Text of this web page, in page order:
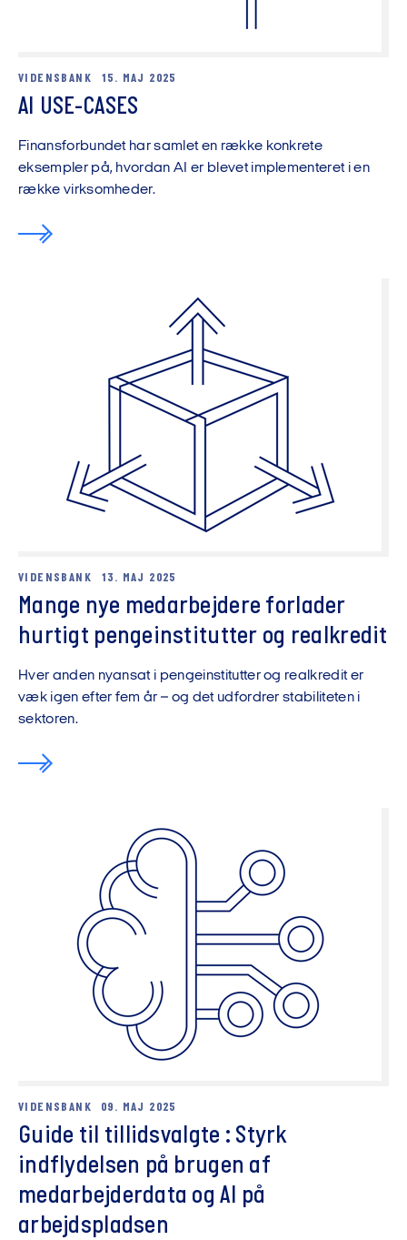
VIDENSBANK 15. MAJ 2025
AI USE-CASES
Finansforbundet har samlet en række konkrete
eksempler på, hvordan AI er blevet implementeret i en
række virksomheder.
VIDENSBANK 13. MAJ 2025
Mange nye medarbejdere forlader
hurtigt pengeinstitutter og realkredit
Hver anden nyansat i pengeinstitutter og realkredit er
væk igen efter fem år – og det udfordrer stabiliteten i
sektoren.
VIDENSBANK 09. MAJ 2025
Guide til tillidsvalgte : Styrk
indflydelsen på brugen af
medarbejderdata og AI på
arbejdspladsen